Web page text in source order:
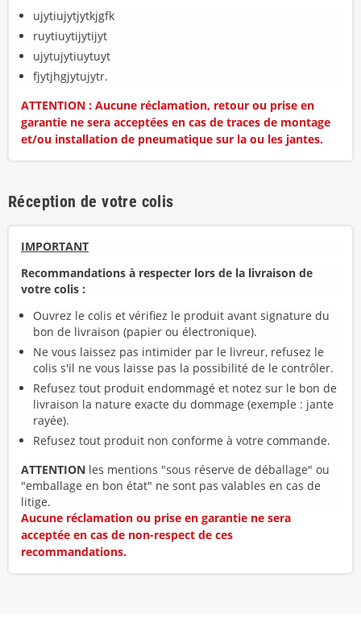
ujytiujytjytkjgfk
ruytiuytijytijyt
ujytujytiuytuyt
fjytjhgjytujytr.
ATTENTION : Aucune réclamation, retour ou prise en
garantie ne sera acceptées en cas de traces de montage
et/ou installation de pneumatique sur la ou les jantes.
Réception de votre colis
IMPORTANT
Recommandations à respecter lors de la livraison de
votre colis :
Ouvrez le colis et vérifiez le produit avant signature du
bon de livraison (papier ou électronique).
Ne vous laissez pas intimider par le livreur, refusez le
colis s'il ne vous laisse pas la possibilité de le contrôler.
Refusez tout produit endommagé et notez sur le bon de
livraison la nature exacte du dommage (exemple : jante
rayée).
Refusez tout produit non conforme à votre commande.
ATTENTION les mentions "sous réserve de déballage" ou
"emballage en bon état" ne sont pas valables en cas de
litige.
Aucune réclamation ou prise en garantie ne sera
acceptée en cas de non-respect de ces
recommandations.